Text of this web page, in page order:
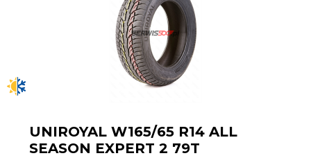
UNIROYAL W165/65 R14 ALL
SEASON EXPERT 2 79T